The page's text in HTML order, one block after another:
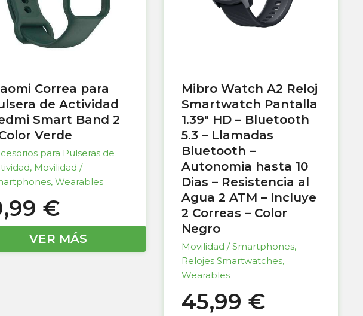
Correa para
de Actividad
Smart Band 2
Verde
para Pulseras de
, Movilidad /
, Wearables
€
VER MÁS
Mibro Watch A2 Reloj
Smartwatch Pantalla
1.39″ HD – Bluetooth
5.3 – Llamadas
Bluetooth –
Autonomia hasta 10
Dias – Resistencia al
Agua 2 ATM – Incluye
2 Correas – Color
Negro
Movilidad / Smartphones,
Relojes Smartwatches,
Wearables
45,99 €